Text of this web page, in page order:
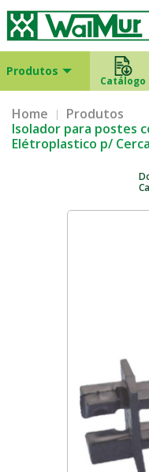
Produtos
Catálogo
Home
Produtos
Isolador para postes
Elétroplastico p/